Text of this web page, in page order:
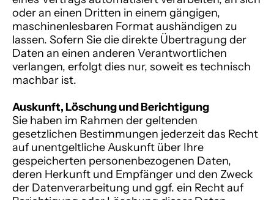
oder an einen Dritten in einem gängigen,
maschinenlesbaren Format aushändigen zu
lassen. Sofern Sie die direkte Übertragung der
Daten an einen anderen Verantwortlichen
verlangen, erfolgt dies nur, soweit es technisch
machbar ist.
Auskunft, Löschung und Berichtigung
Sie haben im Rahmen der geltenden
gesetzlichen Bestimmungen jederzeit das Recht
auf unentgeltliche Auskunft über Ihre
gespeicherten personenbezogenen Daten,
deren Herkunft und Empfänger und den Zweck
der Datenverarbeitung und ggf. ein Recht auf